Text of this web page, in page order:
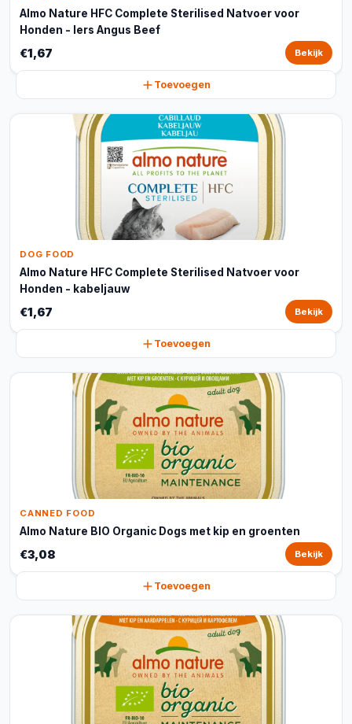
Almo Nature HFC Complete Sterilised Natvoer voor
Honden - Iers Angus Beef
€1,67 Bekijk
Toevoegen
DOG FOOD
Almo Nature HFC Complete Sterilised Natvoer voor
Honden - kabeljauw
€1,67 Bekijk
Toevoegen
CANNED FOOD
Almo Nature BIO Organic Dogs met kip en groenten
€3,08 Bekijk
Toevoegen